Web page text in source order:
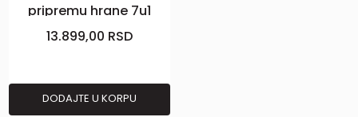
pripremu hrane 7u1
13.899,00 RSD
DODAJTE U KORPU